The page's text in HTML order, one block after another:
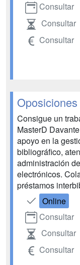
Consultar
Consultar
Consultar
Consigue un
MasterD
apoyo en la
bibliográfico,
administración
electrónicos.
préstamos
Online
Consultar
Consultar
Consultar